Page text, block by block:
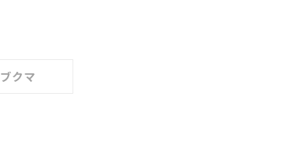
ブクマ